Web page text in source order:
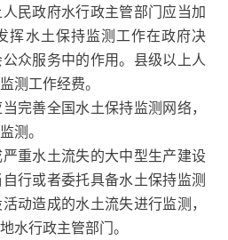
民政府水行政主管部门应当加
挥水土保持监测工作在政府决
众服务中的作用。县级以上人
测工作经费。
完善全国水土保持监测网络，
测。
重水土流失的大中型生产建设
行或者委托具备水土保持监测
动造成的水土流失进行监测，
水行政主管部门。